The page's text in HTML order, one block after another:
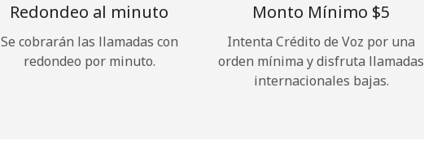
¿Olvidaste tu contraseña? →
Redondeo al minuto
Se cobrarán las llamadas con
redondeo por minuto.
Monto Mínimo ⁦$5⁩
Intenta Crédito de Voz por una
orden mínima y disfruta llamadas
internacionales bajas.